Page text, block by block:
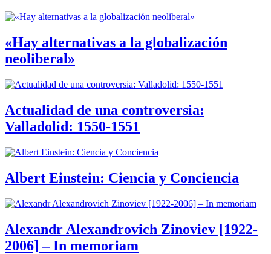
«Hay alternativas a la globalización
neoliberal»
Actualidad de una controversia:
Valladolid: 1550-1551
Albert Einstein: Ciencia y Conciencia
Alexandr Alexandrovich Zinoviev [1922-
2006] – In memoriam